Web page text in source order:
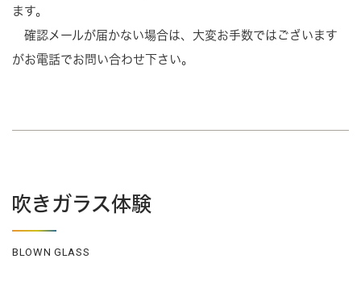
ます。
確認メールが届かない場合は、大変お手数ではございます
がお電話でお問い合わせ下さい。
吹きガラス体験
BLOWN GLASS